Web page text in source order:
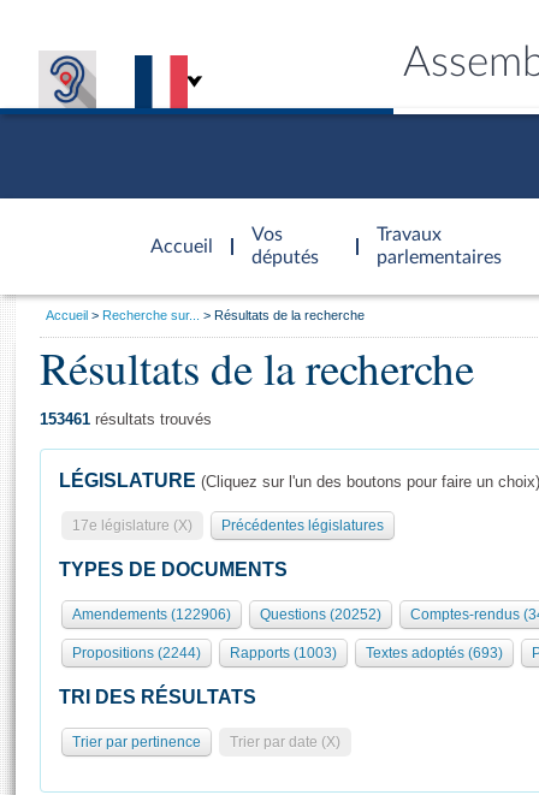
Accueil
d'accueil
Vos
députés
Travaux
parlementaires
Présidence
577 députés
Groupes politiques
Séance publique
Commissions et autres organes
Europe et International
Pétitions
Général
Rôle et pouvoirs de l'Assemblée
Organisation de l'Assemblée
Présidence Conférence des Présidents Bureau Collège des
Statistiques et chiffres clés
Visiter l'Assemblée
Visite virtuelle du palais Bourbon
Assister à une séance
Vous
Accueil Recherche sur... Résultats de la recherche
Résultats de la recherche
153461 résultats trouvés
LÉGISLATURE (Cliquez sur l'un des boutons pour faire un choix)
17e législature (X) Précédentes législatures
TYPES DE DOCUMENTS
Amendements (122906) Questions (20252) Comptes-rendus
Propositions (2244) Rapports (1003) Textes adoptés (693)
TRI DES RÉSULTATS
Trier par pertinence Trier par date (X)